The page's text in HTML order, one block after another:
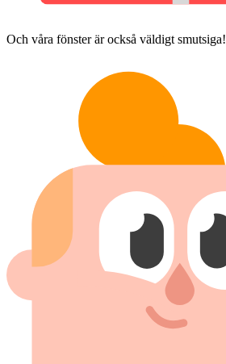
Och våra fönster är också väldigt smutsiga!